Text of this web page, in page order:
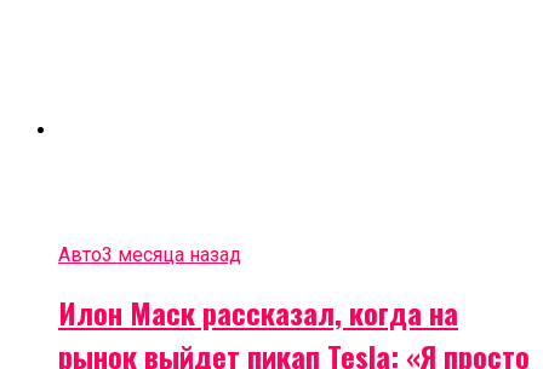
Авто3 месяца назад
Илон Маск рассказал, когда на
рынок выйдет пикап Tesla: «Я просто